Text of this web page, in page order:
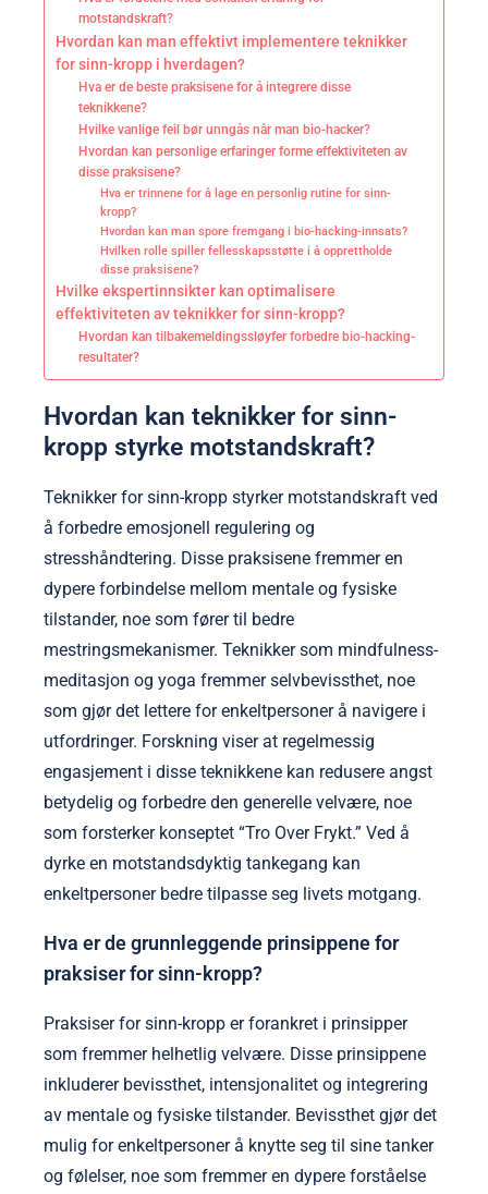
motstandskraft?
Hvordan kan man effektivt implementere teknikker
for sinn-kropp i hverdagen?
Hva er de beste praksisene for å integrere disse
teknikkene?
Hvilke vanlige feil bør unngås når man bio-hacker?
Hvordan kan personlige erfaringer forme effektiviteten av
disse praksisene?
Hva er trinnene for å lage en personlig rutine for sinn-
kropp?
Hvordan kan man spore fremgang i bio-hacking-innsats?
Hvilken rolle spiller fellesskapsstøtte i å opprettholde
disse praksisene?
Hvilke ekspertinnsikter kan optimalisere
effektiviteten av teknikker for sinn-kropp?
Hvordan kan tilbakemeldingssløyfer forbedre bio-hacking-
resultater?
Hvordan kan teknikker for sinn-
kropp styrke motstandskraft?
Teknikker for sinn-kropp styrker motstandskraft ved
å forbedre emosjonell regulering og
stresshåndtering. Disse praksisene fremmer en
dypere forbindelse mellom mentale og fysiske
tilstander, noe som fører til bedre
mestringsmekanismer. Teknikker som mindfulness-
meditasjon og yoga fremmer selvbevissthet, noe
som gjør det lettere for enkeltpersoner å navigere i
utfordringer. Forskning viser at regelmessig
engasjement i disse teknikkene kan redusere angst
betydelig og forbedre den generelle velvære, noe
som forsterker konseptet “Tro Over Frykt.” Ved å
dyrke en motstandsdyktig tankegang kan
enkeltpersoner bedre tilpasse seg livets motgang.
Hva er de grunnleggende prinsippene for
praksiser for sinn-kropp?
Praksiser for sinn-kropp er forankret i prinsipper
som fremmer helhetlig velvære. Disse prinsippene
inkluderer bevissthet, intensjonalitet og integrering
av mentale og fysiske tilstander. Bevissthet gjør det
mulig for enkeltpersoner å knytte seg til sine tanker
og følelser, noe som fremmer en dypere forståelse